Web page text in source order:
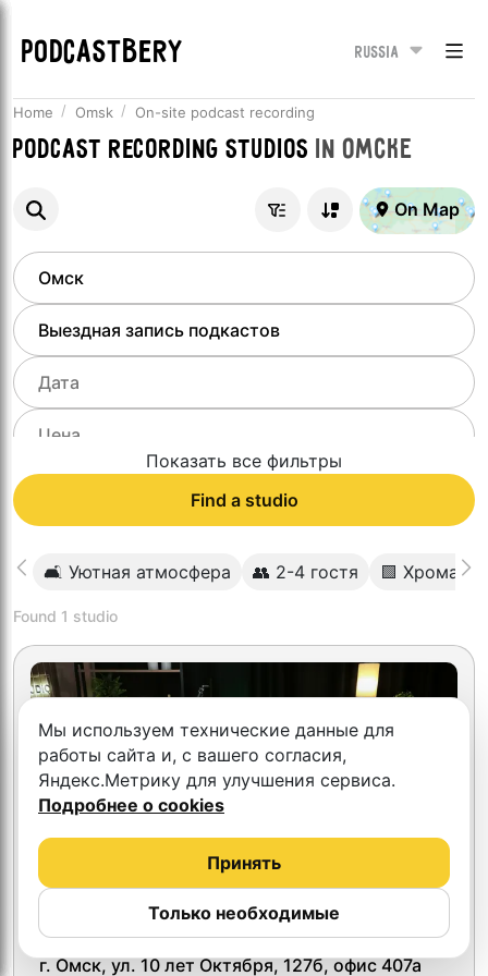
PODCASTBERY Russia
Home Omsk On-site podcast recording
Podcast recording studios inОмске
On Map
Показать все фильтры
Find a studio
🛋 Уютная атмосфера 👥 2-4 гостя 🟩 Хромакей
Found 1 studio
ВИДЕОСТУДИЯ ОМСК 5.0
г. Омск, ул. 10 лет Октября, 127б, офис 407а
Мы используем технические данные для
работы сайта и, с вашего согласия,
Яндекс.Метрику для улучшения сервиса.
Подробнее о cookies
Только необходимые
Принять